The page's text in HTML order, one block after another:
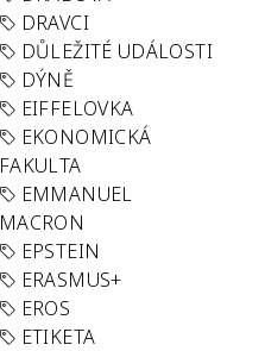
DRAVCI
DŮLEŽITÉ UDÁLOSTI
DÝNĚ
EIFFELOVKA
EKONOMICKÁ
FAKULTA
EMMANUEL
MACRON
EPSTEIN
ERASMUS+
EROS
ETIKETA